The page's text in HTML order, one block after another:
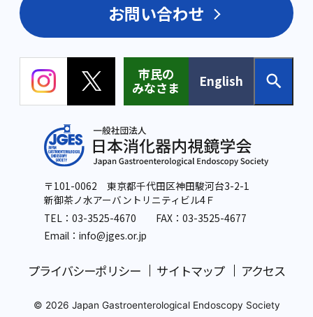
お問い合わせ
市民の
みなさま
English
〒101-0062 東京都千代田区神田駿河台3-2-1
新御茶ノ水アーバントリニティビル4Ｆ
TEL：03-3525-4670 FAX：03-3525-4677
Email：info@jges.or.jp
プライバシーポリシー サイトマップ アクセス
© 2026 Japan Gastroenterological Endoscopy Society